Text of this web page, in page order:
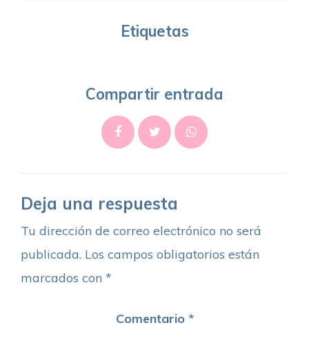
Etiquetas
Compartir entrada
Deja una respuesta
Tu dirección de correo electrónico no será
publicada. Los campos obligatorios están
marcados con *
Comentario *